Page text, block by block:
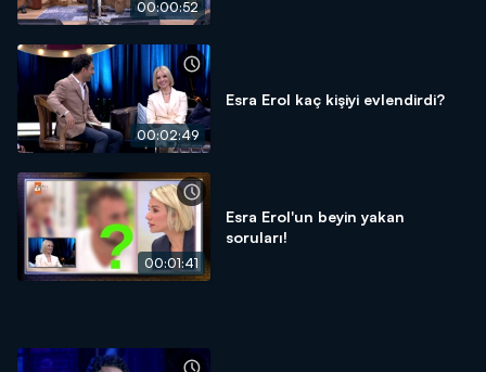
00:00:52
00:02:49
Esra Erol kaç kişiyi evlendirdi?
00:01:41
Esra Erol'un beyin yakan
soruları!